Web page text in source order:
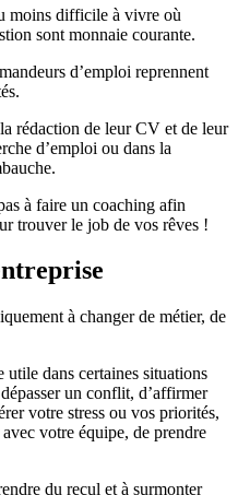
moins difficile à vivre où
sont monnaie courante.
d’emploi reprennent
rédaction de leur CV et de leur
d’emploi ou dans la
à faire un coaching afin
trouver le job de vos rêves !
à changer de métier, de
dans certaines situations
un conflit, d’affirmer
votre stress ou vos priorités,
votre équipe, de prendre
du recul et à surmonter